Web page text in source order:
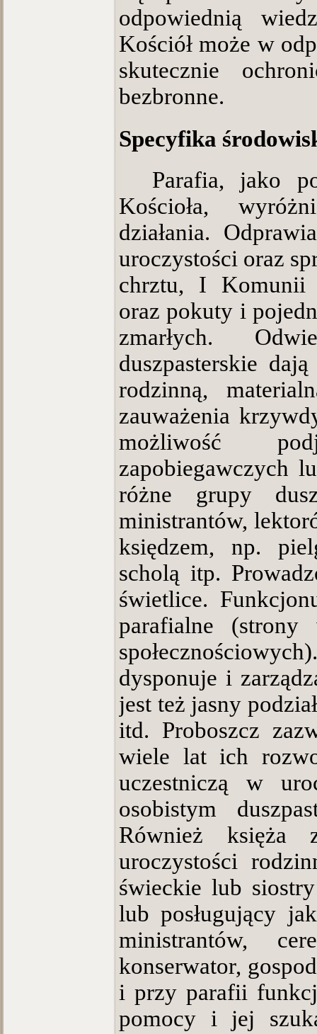
odpowiednią
Kościół może w
skutecznie
bezbronne.
Specyfika
Parafia, jako
Kościoła,
działania.
uroczystości oraz
chrztu, I Komunii
oraz pokuty i
zmarłych.
duszpasterskie
rodzinną,
zauważenia
możliwość
zapobiegawczych
różne grupy
ministrantów,
księdzem, np.
scholą itp.
świetlice.
parafialne
dysponuje i
jest też jasny
itd. Proboszcz
wiele lat ich
uczestniczą w
osobistym
Również księża
uroczystości
świeckie lub
lub posługujący
ministrantów,
konserwator,
i przy parafii
pomocy i jej